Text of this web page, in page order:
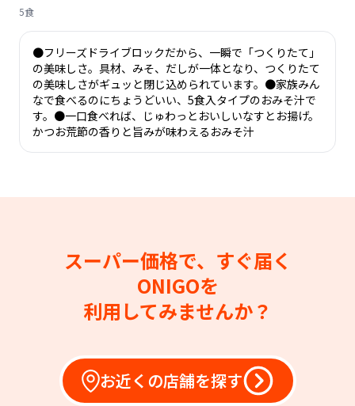
5食
●フリーズドライブロックだから、一瞬で「つくりたて」
の美味しさ。具材、みそ、だしが一体となり、つくりたて
の美味しさがギュッと閉じ込められています。●家族みん
なで食べるのにちょうどいい、5食入タイプのおみそ汁で
す。●一口食べれば、じゅわっとおいしいなすとお揚げ。
かつお荒節の香りと旨みが味わえるおみそ汁
スーパー価格で、すぐ届く
ONIGOを
利用してみませんか？
お近くの店舗を探す